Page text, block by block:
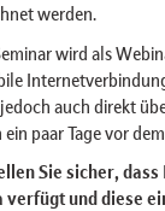
werden.
wird als
auch direkt
ein paar Tage vor
Sie sicher,
verfügt und diese